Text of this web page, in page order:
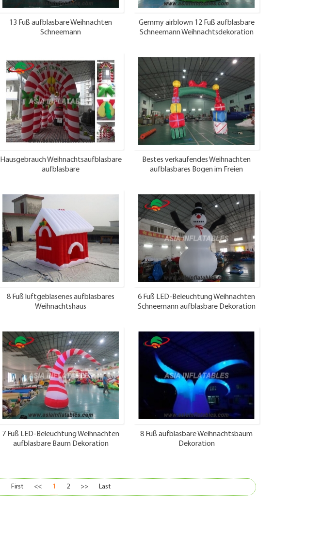
13 Fuß aufblasbare Weihnachten
Schneemann
Gemmy airblown 12 Fuß aufblasbare
Schneemann Weihnachtsdekoration
Hausgebrauch Weihnachtsaufblasbare
aufblasbare
Bestes verkaufendes Weihnachten
aufblasbares Bogen im Freien
8 Fuß luftgeblasenes aufblasbares
Weihnachtshaus
6 Fuß LED-Beleuchtung Weihnachten
Schneemann aufblasbare Dekoration
7 Fuß LED-Beleuchtung Weihnachten
aufblasbare Baum Dekoration
8 Fuß aufblasbare Weihnachtsbaum
Dekoration
First << 1 2 >> Last